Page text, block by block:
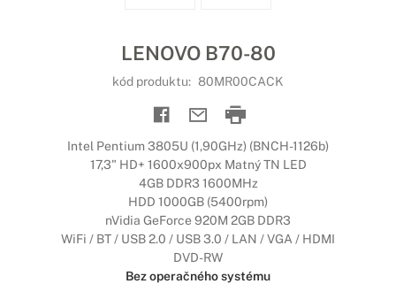
LENOVO B70-80
kód produktu: 80MR00CACK
Intel Pentium 3805U (1,90GHz) (BNCH-1126b)
17,3" HD+ 1600x900px Matný TN LED
4GB DDR3 1600MHz
HDD 1000GB (5400rpm)
nVidia GeForce 920M 2GB DDR3
WiFi / BT / USB 2.0 / USB 3.0 / LAN / VGA / HDMI
DVD-RW
Bez operačného systému